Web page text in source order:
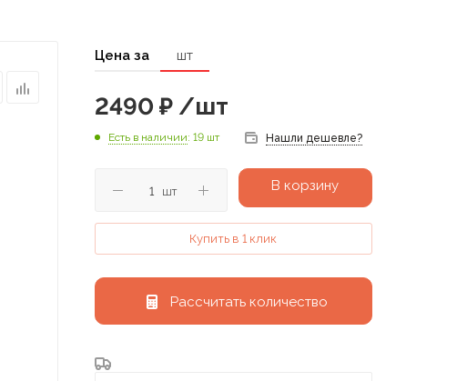
Цена за шт
2490 ₽/шт
Есть в наличии: 19 шт Нашли дешевле?
шт В корзину
Купить в 1 клик
Рассчитать количество